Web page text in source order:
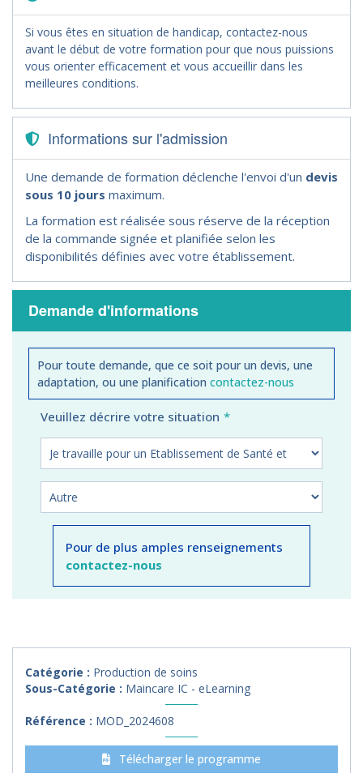
Si vous êtes en situation de handicap, contactez-nous
avant le début de votre formation pour que nous puissions
vous orienter efficacement et vous accueillir dans les
meilleures conditions.
Informations sur l'admission
Une demande de formation déclenche l'envoi d'un devis
sous 10 jours maximum.
La formation est réalisée sous réserve de la réception
de la commande signée et planifiée selon les
disponibilités définies avec votre établissement.
Demande d'informations
Pour toute demande, que ce soit pour un devis, une
adaptation, ou une planification contactez-nous
Veuillez décrire votre situation
Pour de plus amples renseignements
contactez-nous
Catégorie : Production de soins
Sous-Catégorie : Maincare IC - eLearning
Référence : MOD_2024608
Télécharger le programme